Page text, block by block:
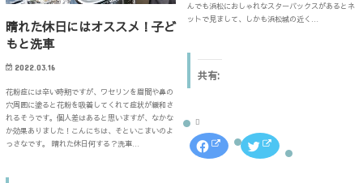
晴れた休日にはオススメ！子ど
もと洗車
2022.03.16
花粉症には辛い時期ですが、ワセリンを眉間や鼻の
穴周囲に塗ると花粉を吸着してくれて症状が緩和さ
れるそうです。個人差はあると思いますが、なかな
か効果ありました！こんにちは、そといこまいのよ
っさなです。 晴れた休日何する？洗車…
んでも浜松におしゃれなスターバックスがあるとネ
ットで見まして、しかも浜松城の近く…
共有:
F
c
ク
ッ